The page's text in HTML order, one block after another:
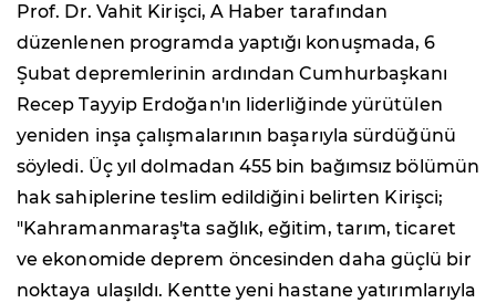
Prof. Dr. Vahit Kirişci, A Haber tarafından
düzenlenen programda yaptığı konuşmada, 6
Şubat depremlerinin ardından Cumhurbaşkanı
Recep Tayyip Erdoğan'ın liderliğinde yürütülen
yeniden inşa çalışmalarının başarıyla sürdüğünü
söyledi. Üç yıl dolmadan 455 bin bağımsız bölümün
hak sahiplerine teslim edildiğini belirten Kirişci;
"Kahramanmaraş'ta sağlık, eğitim, tarım, ticaret
ve ekonomide deprem öncesinden daha güçlü bir
noktaya ulaşıldı. Kentte yeni hastane yatırımlarıyla